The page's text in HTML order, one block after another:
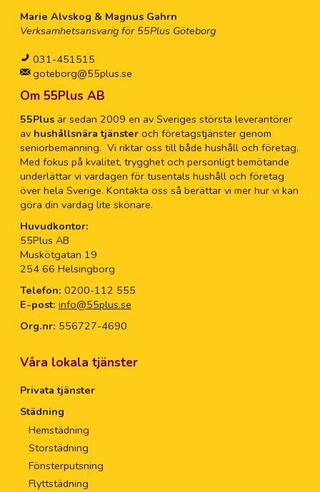
Marie Alvskog & Magnus Gahrn
Verksamhetsansvarig för 55Plus Göteborg
031-451515
goteborg@55plus.se
Om 55Plus AB
55Plusär sedan 2009 en av Sveriges största leverantörer
av hushållsnära tjänsteroch företagstjänster genom
seniorbemanning. Vi riktar oss till både hushåll och företag.
Med fokus på kvalitet, trygghet och personligt bemötande
underlättar vi vardagen för tusentals hushåll och företag
över hela Sverige. Kontakta oss så berättar vi mer hur vi kan
göra din vardag lite skönare.
Huvudkontor:
55Plus AB
Muskötgatan 19
254 66 Helsingborg
Telefon: 0200-112 555
E-post: info@55plus.se
Org.nr: 556727-4690
Våra lokala tjänster
Privata tjänster
Städning
Hemstädning
Storstädning
Fönsterputsning
Flyttstädning